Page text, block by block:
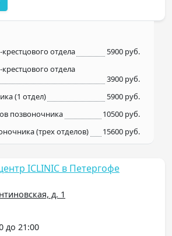
отдела
5900 руб.
отдела
3900 руб.
(1 отдел)
5900 руб.
позвоночника
10500 руб.
(трех отделов)
15600 руб.
ICLINIC в Петергофе
д. 1
до 21:00